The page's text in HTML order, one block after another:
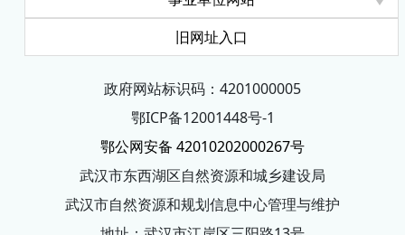
旧网址入口
政府网站标识码：4201000005
鄂ICP备12001448号-1
鄂公网安备 42010202000267号
武汉市东西湖区自然资源和城乡建设局
武汉市自然资源和规划信息中心管理与维护